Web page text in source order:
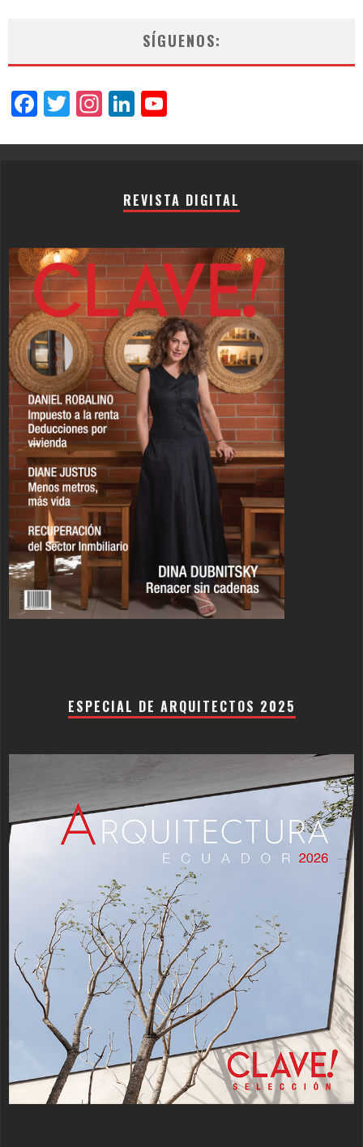
SÍGUENOS:
Facebook
Twitter
Instagram
LinkedIn
REVISTA DIGITAL
ESPECIAL DE ARQUITECTOS 2025